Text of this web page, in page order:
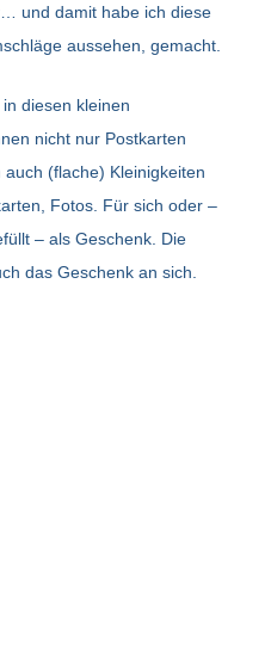
und damit habe ich diese
aussehen, gemacht.
diesen kleinen
nicht nur Postkarten
(flache) Kleinigkeiten
Fotos. Für sich oder –
– als Geschenk. Die
das Geschenk an sich.